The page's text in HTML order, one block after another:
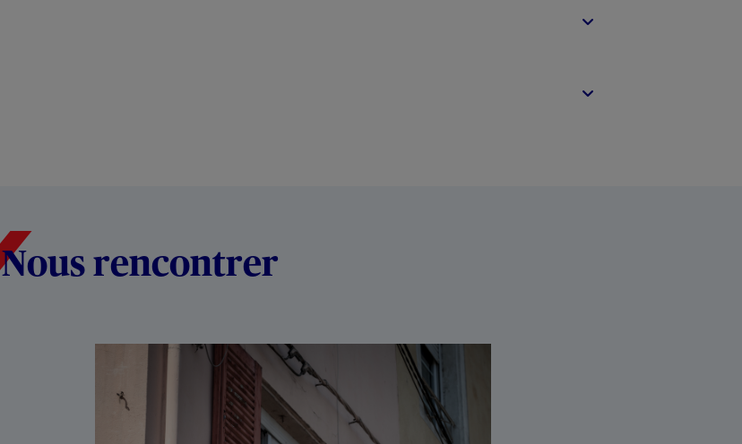
Nous rencontrer